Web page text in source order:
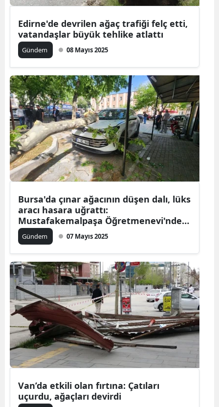
Edirne'de devrilen ağaç trafiği felç etti,
vatandaşlar büyük tehlike atlattı
Gündem 08 Mayıs 2025
Bursa'da çınar ağacının düşen dalı, lüks
aracı hasara uğrattı:
Mustafakemalpaşa Öğretmenevi'nde
kaza
Gündem 07 Mayıs 2025
Van’da etkili olan fırtına: Çatıları
uçurdu, ağaçları devirdi